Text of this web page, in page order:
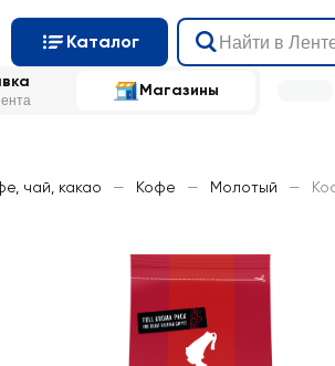
Каталог
Магазины
чай, какао — Кофе — Молотый —